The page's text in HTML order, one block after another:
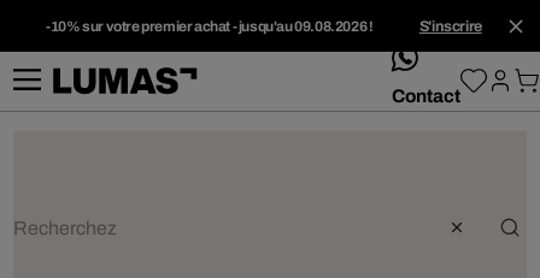
-10% sur votre premier achat - jusqu'au 09.08.2026 ! S'inscrire
whatsApp
Contact